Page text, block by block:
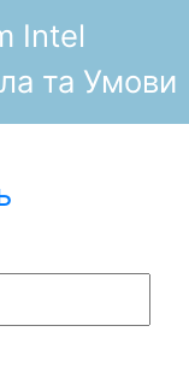
Intel
та Умови